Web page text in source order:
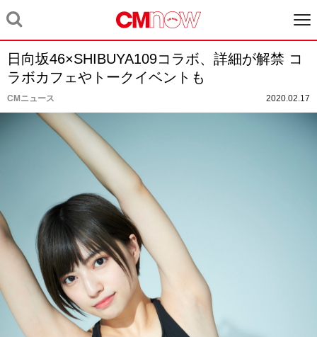
日向坂46×SHIBUYA109コラボ、詳細が解禁 コ
ラボカフェやトークイベントも
CMニュース 2020.02.17